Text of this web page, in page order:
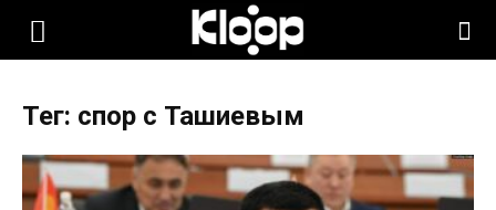
KLOOP.KG
Тег: спор с Ташиевым